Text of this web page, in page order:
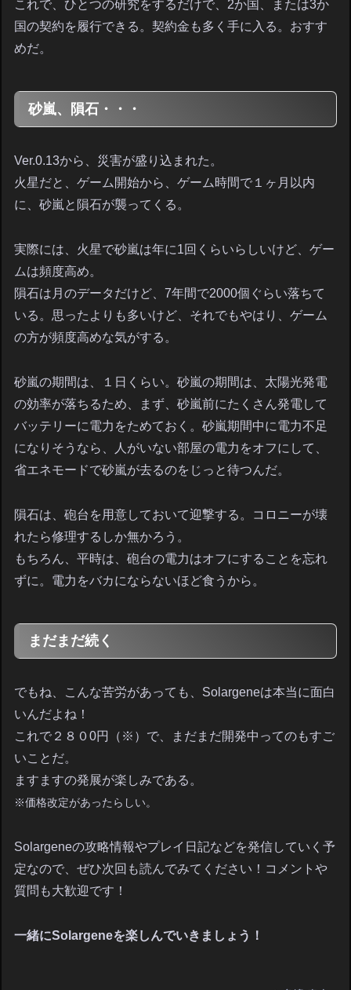
これで、ひとつの研究をするだけで、2か国、または3か
国の契約を履行できる。契約金も多く手に入る。おすす
めだ。
砂嵐、隕石・・・
Ver.0.13から、災害が盛り込まれた。
火星だと、ゲーム開始から、ゲーム時間で１ヶ月以内
に、砂嵐と隕石が襲ってくる。
実際には、火星で砂嵐は年に1回くらいらしいけど、ゲー
ムは頻度高め。
隕石は月のデータだけど、7年間で2000個ぐらい落ちて
いる。思ったよりも多いけど、それでもやはり、ゲーム
の方が頻度高めな気がする。
砂嵐の期間は、１日くらい。砂嵐の期間は、太陽光発電
の効率が落ちるため、まず、砂嵐前にたくさん発電して
バッテリーに電力をためておく。砂嵐期間中に電力不足
になりそうなら、人がいない部屋の電力をオフにして、
省エネモードで砂嵐が去るのをじっと待つんだ。
隕石は、砲台を用意しておいて迎撃する。コロニーが壊
れたら修理するしか無かろう。
もちろん、平時は、砲台の電力はオフにすることを忘れ
ずに。電力をバカにならないほど食うから。
まだまだ続く
でもね、こんな苦労があっても、Solargeneは本当に面白
いんだよね！
これで２８０0円（※）で、まだまだ開発中ってのもすご
いことだ。
ますますの発展が楽しみである。
※価格改定があったらしい。
Solargeneの攻略情報やプレイ日記などを発信していく予
定なので、ぜひ次回も読んでみてください！コメントや
質問も大歓迎です！
一緒にSolargeneを楽しんでいきましょう！